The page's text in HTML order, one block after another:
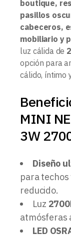
boutique,
pasillos
cabeceros,
mobiliario y
luz cálida de
opción para
cálido, íntimo
MINI
3W
Diseño
para techos
reducido.
Luz
atmósferas
LED